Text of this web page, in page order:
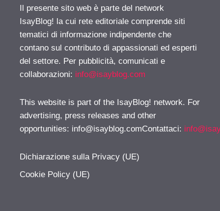
Il presente sito web è parte del network
IsayBlog! la cui rete editoriale comprende siti
tematici di informazione indipendente che
contano sul contributo di appassionati ed esperti
del settore. Per pubblicità, comunicati e
collaborazioni: info@isayblog.com
This website is part of the IsayBlog! network. For
advertising, press releases and other
opportunities: info@isayblog.comContattaci:
Dichiarazione sulla Privacy (UE)
Cookie Policy (UE)